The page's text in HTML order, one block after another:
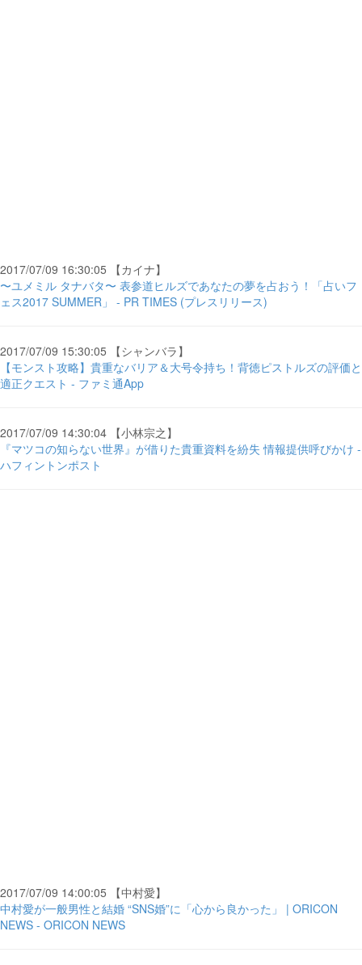
2017/07/09 16:30:05 【カイナ】
〜ユメミル タナバタ〜 表参道ヒルズであなたの夢を占おう！「占いフ
ェス2017 SUMMER」 - PR TIMES (プレスリリース)
2017/07/09 15:30:05 【シャンバラ】
【モンスト攻略】貴重なバリア＆大号令持ち！背徳ピストルズの評価と
適正クエスト - ファミ通App
2017/07/09 14:30:04 【小林宗之】
『マツコの知らない世界』が借りた貴重資料を紛失 情報提供呼びかけ -
ハフィントンポスト
2017/07/09 14:00:05 【中村愛】
中村愛が一般男性と結婚 “SNS婚”に「心から良かった」 | ORICON
NEWS - ORICON NEWS